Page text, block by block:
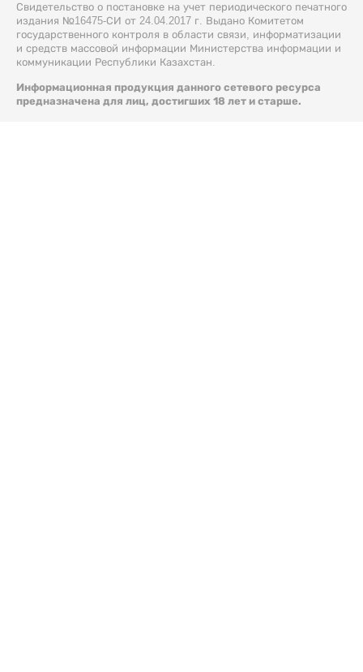
Свидетельство о постановке на учет периодического печатного
издания №16475-СИ от 24.04.2017 г. Выдано Комитетом
государственного контроля в области связи, информатизации
и средств массовой информации Министерства информации и
коммуникации Республики Казахстан.
Информационная продукция данного сетевого ресурса
предназначена для лиц, достигших 18 лет и старше.